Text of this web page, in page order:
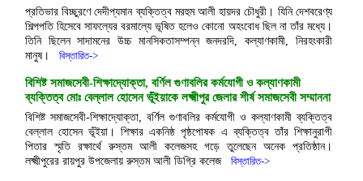
প্রতিভার বিচ্ছুরণে দেদীপ্যমান ব্যক্তিত্ব মরহুম আলী হায়দর চৌধুরী। যিনি দেশবরেণ্য
শিল্পপতি হিসেবে সাফল্যের বরমাল্যে ভূষিত হলেও কোনো অহংবোধ ছিল না তাঁর মধ্যে।
তিনি ছিলেন সাদামনের উচ্চ মানসিকতাসম্পন্ন জনদরদি, কল্যাণকামী, নিরহংকারী
মানুষ। বিস্তারিত->
বিশিষ্ট সমাজসেবী-শিক্ষাদ্যোক্তা, বর্ণিল গুণাবলির কর্মযোগী ও কল্যাণকামী
ব্যক্তিত্ব মোঃ বেল্লাল হোসেন ভূঁইয়াকে লক্ষ্মীপুর জেলার শীর্ষ সমাজসেবী সম্মাননা
বিশিষ্ট সমাজসেবী-শিক্ষাদ্যোক্তা, বর্ণিল গুণাবলির কর্মযোগী ও কল্যাণকামী ব্যক্তিত্ব
বেল্লাল হোসেন ভূঁইয়া। শিক্ষার একনিষ্ঠ পৃষ্ঠপোষক এ ব্যক্তিত্ব তাঁর শিক্ষানুরাগী
পিতার স্মৃতি রক্ষার্থে রুস্তম আলী কলেজসহ গড়ে তুলেছেন অনেক প্রতিষ্ঠান।
লক্ষ্মীপুরের রায়পুর উপজেলায় রুস্তম আলী ডিগ্রি কলেজ বিস্তারিত->